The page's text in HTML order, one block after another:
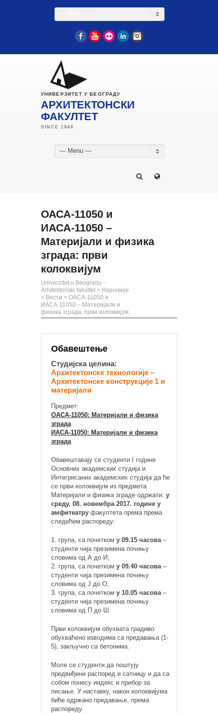
FacebookYouTube
Flickr LinkedIn
УНИВЕРЗИТЕТ У БЕОГРАДУ
АРХИТЕКТОНСКИ
ФАКУЛТЕТ
— Menu —
ОАСА-11050 и
ИАСА-11050 –
Материјали и физика
зграда: први
колоквијум
Univerzitet u Beogradu -
Arhitektonski fakultet > Најновије
> Вести > ОАСА-11050 и
ИАСА-11050 – Материјали и
физика зграда: први колоквијум
Обавештење
Студијска целина:
Архитектонске технологије –
Архитектонске конструкције 1 и
материјали
Предмет:
ОАСА-11050: Материјали и физика
зграда
ИАСА-11050: Материјали и физика
зграда
Обавештавају се студенти I године
Основних академских студија и
Интегрисаних академских студија да ће
се први колоквијум из предмета
Материјали и физика зграде одржати: у
среду, 08. новембра 2017. године у
амфитеатру факултета према према
следећем распореду:
1. група, са почетком у 09.15 часова–
студенти чија презимена почињу
словима од А до И;
2. група, са почетком у 09.40 часова–
студенти чија презимена почињу
словима од Ј до О;
3. група, са почетком у 10.05 часова–
студенти чија презимена почињу
словима од П до Ш.
Први колоквијум обухвата градиво
обухваћено изводима са предавања (1-
5), закључно са бетонима.
Моле се студенти да поштују
предвиђени распоред и сатницу и да са
собом понесу индекс и прибор за
писање. У наставку, након колоквијума
биће одржано предавање, према
распореду.